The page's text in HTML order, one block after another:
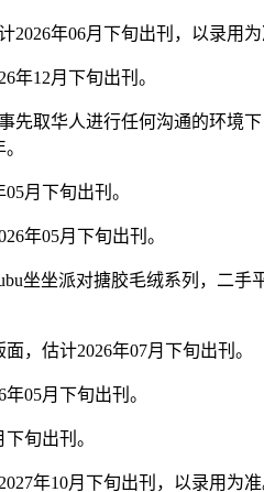
年06月下旬出刊，以录用为
12月下旬出刊。
取华人进行任何沟通的环境
月下旬出刊。
年05月下旬出刊。
坐派对搪胶毛绒系列，二手
估计2026年07月下旬出刊。
05月下旬出刊。
旬出刊。
年10月下旬出刊，以录用为准